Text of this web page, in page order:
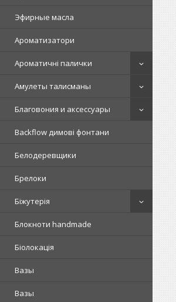
Эфирные масла
Ароматизатори
Ароматичні палички
Амулеты талисманы
Благовония и аксессуары
Backflow димові фонтани
Белодеревщики
Брелоки
Біжутерія
Блокноти handmade
Біолокація
Вазы
Вазы